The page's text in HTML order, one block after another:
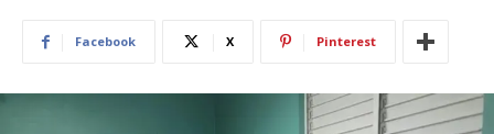
Facebook X Pinterest